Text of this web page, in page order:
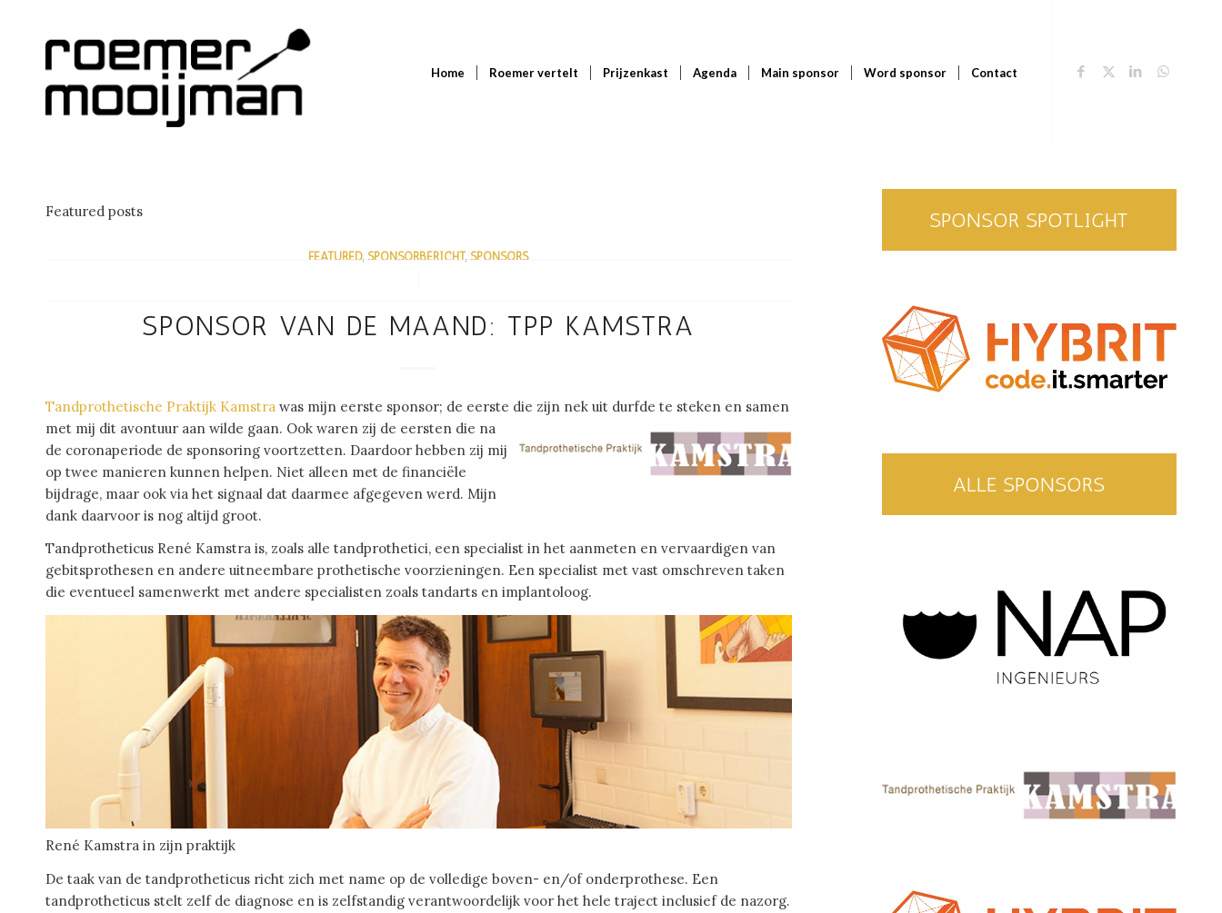
Home Roemer vertelt Prijzenkast Agenda Main sponsor Word sponsor Contact
Featured posts
FEATURED, SPONSORBERICHT, SPONSORS
SPONSOR VAN DE MAAND: TPP KAMSTRA
Tandprothetische Praktijk Kamstra was mijn eerste sponsor; de eerste die zijn nek uit durfde te steken en samen
met mij dit avontuur aan wilde gaan. Ook waren zij de eersten die na
de coronaperiode de sponsoring voortzetten. Daardoor hebben zij mij
op twee manieren kunnen helpen. Niet alleen met de financiële
bijdrage, maar ook via het signaal dat daarmee afgegeven werd. Mijn
dank daarvoor is nog altijd groot.
Tandprotheticus René Kamstra is, zoals alle tandprothetici, een specialist in het aanmeten en vervaardigen van
gebitsprothesen en andere uitneembare prothetische voorzieningen. Een specialist met vast omschreven taken
die eventueel samenwerkt met andere specialisten zoals tandarts en implantoloog.
René Kamstra in zijn praktijk
De taak van de tandprotheticus richt zich met name op de volledige boven- en/of onderprothese. Een
tandprotheticus stelt zelf de diagnose en is zelfstandig verantwoordelijk voor het hele traject inclusief de nazorg.
SPONSOR SPOTLIGHT
ALLE SPONSORS